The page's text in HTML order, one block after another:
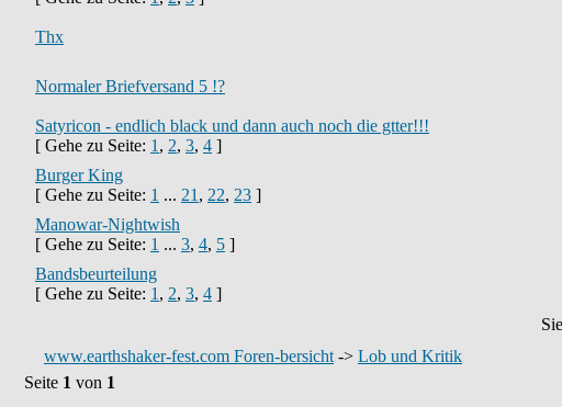
Thx
Normaler Briefversand 5 !?
Satyricon - endlich black und dann auch noch die gtter!!!
[ Gehe zu Seite: 1 , 2, 3, 4 ]
Burger King
[ Gehe zu Seite: 1 ... 21 , 22, 23 ]
Manowar-Nightwish
[ Gehe zu Seite: 1 ... 3, 4, 5 ]
Bandsbeurteilung
[ Gehe zu Seite: 1 , 2, 3, 4 ]
www.earthshaker-fest.com Foren-bersicht -> Lob und Kritik
Seite 1 von 1